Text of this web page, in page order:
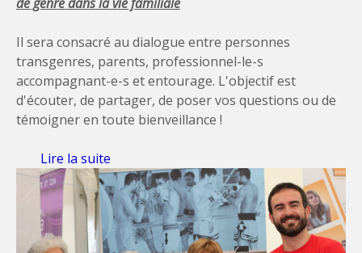
Il sera consacré au dialogue entre personnes
transgenres, parents, professionnel-le-s
accompagnant-e-s et entourage. L'objectif est
d'écouter, de partager, de poser vos questions ou de
témoigner en toute bienveillance !
Lire la suite